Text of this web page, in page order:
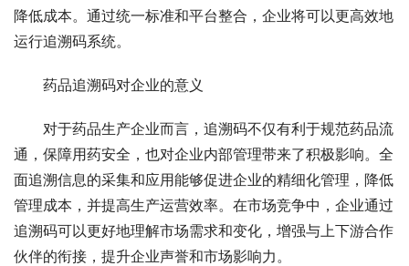
降低成本。通过统一标准和平台整合，企业将可以更高效地
运行追溯码系统。
药品追溯码对企业的意义
对于药品生产企业而言，追溯码不仅有利于规范药品流
通，保障用药安全，也对企业内部管理带来了积极影响。全
面追溯信息的采集和应用能够促进企业的精细化管理，降低
管理成本，并提高生产运营效率。在市场竞争中，企业通过
追溯码可以更好地理解市场需求和变化，增强与上下游合作
伙伴的衔接，提升企业声誉和市场影响力。